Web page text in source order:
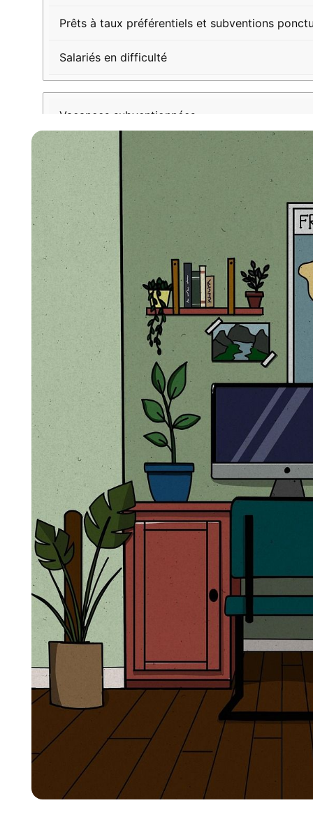
Prêts à taux préférentiels et subventions
Salariés en difficulté
Vacances subventionnées
Séjours à coût réduit organisés par le CSEC
Salariés et enfants